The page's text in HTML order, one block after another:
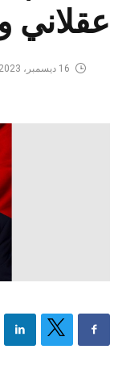
عقلاني
16 ديسمبر، 2023